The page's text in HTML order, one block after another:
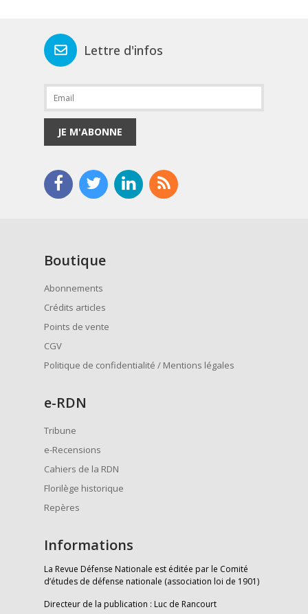
Lettre d'infos
JE M'ABONNE
Boutique
Abonnements
Crédits articles
Points de vente
CGV
Politique de confidentialité / Mentions légales
e-RDN
Tribune
e-Recensions
Cahiers de la RDN
Florilège historique
Repères
Informations
La Revue Défense Nationale est éditée par le Comité
d’études de défense nationale (association loi de 1901)
Directeur de la publication : Luc de Rancourt